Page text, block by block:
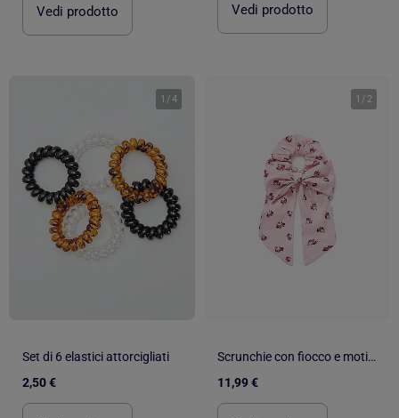
Vedi prodotto Vedi prodotto
1 /4
Set di 6 elastici attorcigliati
2,50 €
1 / 2
Scrunchie con fiocco e motivo minnie
11,99 €